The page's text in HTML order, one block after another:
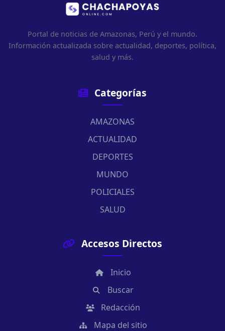
Portal de noticias de Amazonas, Perú y el mundo.
Información actualizada sobre actualidad, deportes, política,
salud y más.
Categorías
AMAZONAS
ACTUALIDAD
DEPORTES
MUNDO
POLICIALES
SALUD
Accesos Directos
Inicio
Buscar
Redacción
Mapa del sitio